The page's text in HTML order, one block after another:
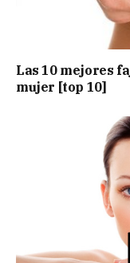
Las 10 mejores
mujer [top 10]